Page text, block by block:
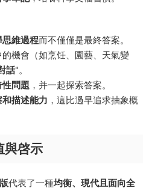
思維過程而不僅僅是最終答案。
機會（如烹饪、園藝、天氣變
話"。
性問題 ，并一起探索答案。
和描述能力 ，這比過早追求抽象概
與啓示
代表了一種均衡、現代且面向全